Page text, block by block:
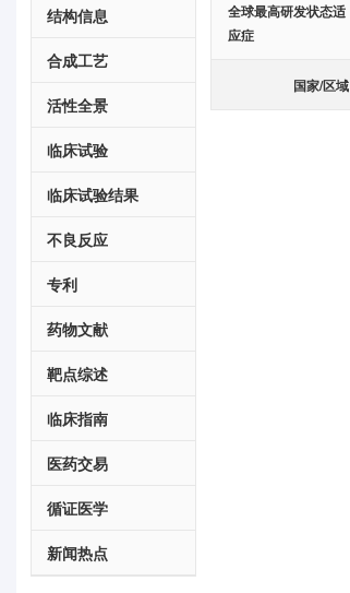
结构信息
合成工艺
活性全景
临床试验
临床试验结果
不良反应
专利
药物文献
靶点综述
临床指南
医药交易
循证医学
新闻热点
全球最高研发状态适
应症
国家/区域